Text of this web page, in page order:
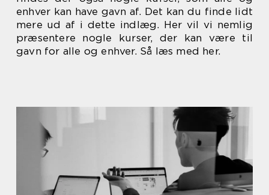
enhver kan have gavn af. Det kan du finde lidt
mere ud af i dette indlæg. Her vil vi nemlig
præsentere nogle kurser, der kan være til
gavn for alle og enhver. Så læs med her.